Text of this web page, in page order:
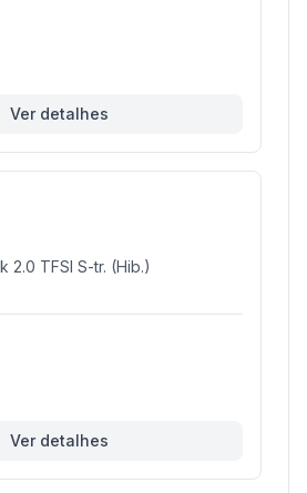
Ver detalhes
2.0 TFSI S-tr. (Hib.)
Ver detalhes